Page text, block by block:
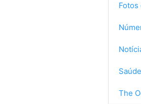
Fotos
Saúde
The